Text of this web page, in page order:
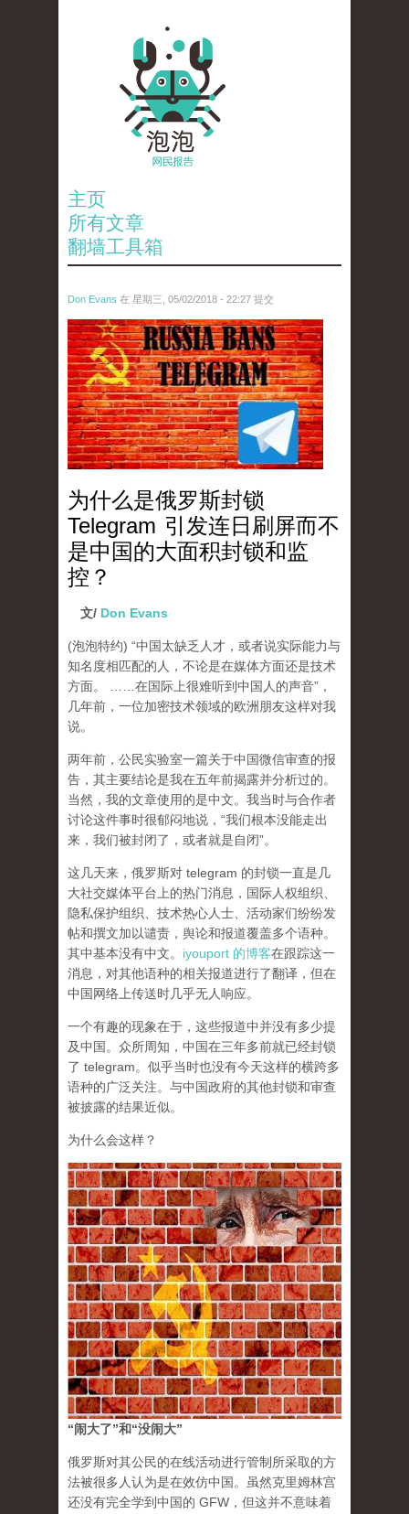
主页
所有文章
翻墙工具箱
Don Evans 在 星期三, 05/02/2018 - 22:27 提交
tou_.jpeg
为什么是俄罗斯封锁
Telegram 引发连日刷屏而不
是中国的大面积封锁和监
控？
文/ Don Evans
(泡泡特约) “中国太缺乏人才，或者说实际能力与
知名度相匹配的人，不论是在媒体方面还是技术
方面。 ……在国际上很难听到中国人的声音”，
几年前，一位加密技术领域的欧洲朋友这样对我
说。
两年前，公民实验室一篇关于中国微信审查的报
告，其主要结论是我在五年前揭露并分析过的。
当然，我的文章使用的是中文。我当时与合作者
讨论这件事时很郁闷地说，“我们根本没能走出
来，我们被封闭了，或者就是自闭”。
这几天来，俄罗斯对 telegram 的封锁一直是几
大社交媒体平台上的热门消息，国际人权组织、
隐私保护组织、技术热心人士、活动家们纷纷发
帖和撰文加以谴责，舆论和报道覆盖多个语种。
其中基本没有中文。 iyouport 的博客在跟踪这一
消息，对其他语种的相关报道进行了翻译，但在
中国网络上传送时几乎无人响应。
一个有趣的现象在于，这些报道中并没有多少提
及中国。众所周知，中国在三年多前就已经封锁
了 telegram。似乎当时也没有今天这样的横跨多
语种的广泛关注。与中国政府的其他封锁和审查
被披露的结果近似。
为什么会这样？
“闹大了”和“没闹大”
俄罗斯对其公民的在线活动进行管制所采取的方
法被很多人认为是在效仿中国。虽然克里姆林宫
还没有完全学到中国的 GFW，但这并不意味着